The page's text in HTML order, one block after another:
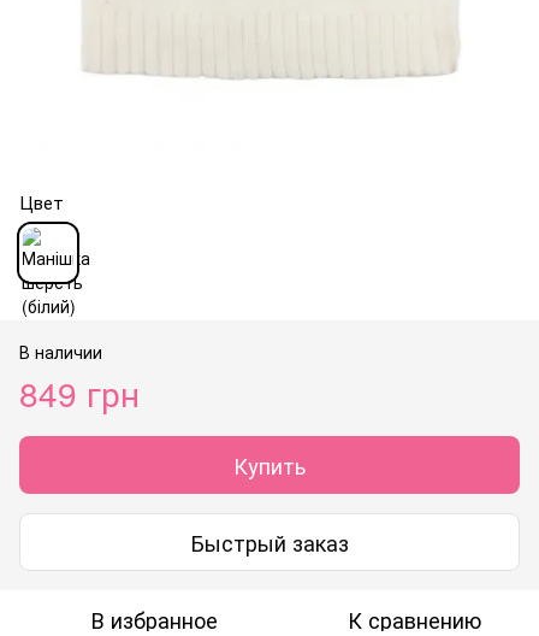
Цвет
В наличии
849 грн
Купить
Быстрый заказ
В избранное К сравнению